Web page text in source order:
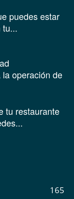
puedes estar
tu...
operación de
tu restaurante
165